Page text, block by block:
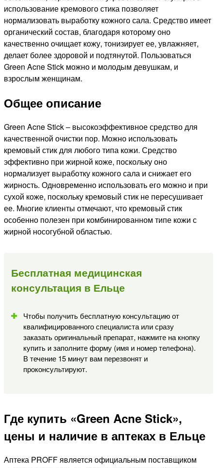
использование кремового стика позволяет
нормализовать выработку кожного сала. Средство имеет
органический состав, благодаря которому оно
качественно очищает кожу, тонизирует ее, увлажняет,
делает более здоровой и подтянутой. Пользоваться
Green Acne Stick можно и молодым девушкам, и
взрослым женщинам.
Общее описание
Green Acne Stick – высокоэффективное средство для
качественной очистки пор. Можно использовать
кремовый стик для любого типа кожи. Средство
эффективно при жирной коже, поскольку оно
нормализует выработку кожного сала и снижает его
жирность. Одновременно использовать его можно и при
сухой коже, поскольку кремовый стик не пересушивает
ее. Многие клиенты отмечают, что кремовый стик
особенно полезен при комбинированном типе кожи с
жирной носогубной областью.
Бесплатная медицинская
консультация в Ельце
Чтобы получить бесплатную консультацию от
квалифицированного специалиста или сразу
заказать оригинальный препарат, нажмите на кнопку
купить и заполните форму (имя и номер телефона).
В течение 15 минут вам перезвонят и
проконсультируют.
Где купить «Green Acne Stick»,
цены и наличие в аптеках в Ельце
Аптека PROFF является официальным поставщиком